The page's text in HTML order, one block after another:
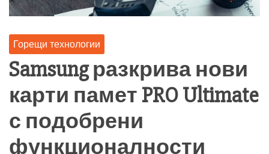
Горещи технологии
Samsung разкрива нови
карти памет PRO Ultimate
с подобрени
функционалности